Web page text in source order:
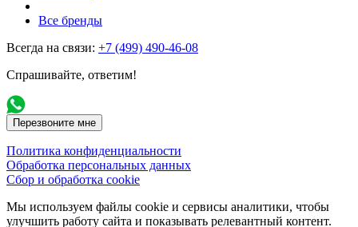
Все бренды
Всегда на связи: +7 (499) 490-46-08
Спрашивайте, ответим!
Перезвоните мне
Политика конфиденциальности
Обработка персональных данных
Сбор и обработка cookie
Мы используем файлы cookie и сервисы аналитики, чтобы
улучшить работу сайта и показывать релевантный контент.